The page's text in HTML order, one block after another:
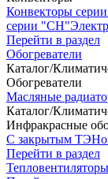
Конвекторы
серии "СН"
Перейти в раздел
Обогреватели
Каталог/
Обогреватели
Масляные
Каталог/
Инфракрасные
С закрытым
Перейти в раздел
Тепловентиляторы